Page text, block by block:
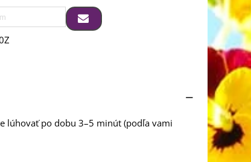
lúhovať po dobu 3–5 minút (podľa vami